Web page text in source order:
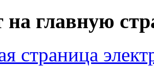
на главную
страница